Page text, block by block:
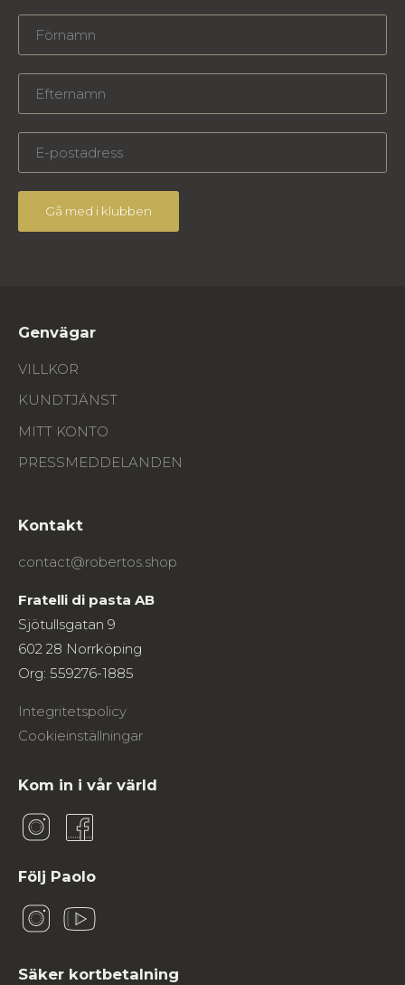
Gå med i klubben
Genvägar
VILLKOR
KUNDTJÄNST
MITT KONTO
PRESSMEDDELANDEN
Kontakt
contact@robertos.shop
Fratelli di pasta AB
Sjötullsgatan 9
602 28 Norrköping
Org: 559276-1885
Integritetspolicy
Cookieinställningar
Kom in i vår värld
Följ Paolo
Säker kortbetalning